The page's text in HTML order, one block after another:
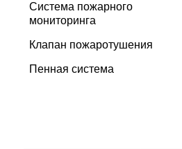
Система пожарного
мониторинга
Клапан пожаротушения
Пенная система